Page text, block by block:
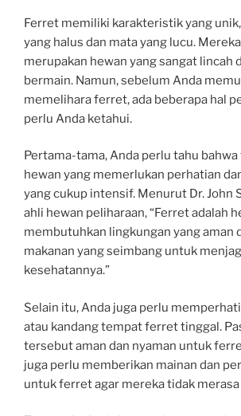
Ferret memiliki karakteristik yang
yang halus dan mata yang lucu.
merupakan hewan yang sangat lincah
bermain. Namun, sebelum Anda
memelihara ferret, ada beberapa hal
perlu Anda ketahui.
Pertama-tama, Anda perlu tahu
hewan yang memerlukan perhatian
yang cukup intensif. Menurut Dr. John
ahli hewan peliharaan, “Ferret adalah
membutuhkan lingkungan yang aman
makanan yang seimbang untuk
kesehatannya.”
Selain itu, Anda juga perlu
atau kandang tempat ferret tinggal.
tersebut aman dan nyaman untuk
juga perlu memberikan mainan dan
untuk ferret agar mereka tidak merasa